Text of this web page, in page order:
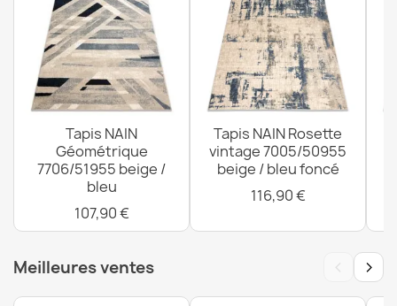
Tapis FLUX 461.124.SA110 Laine OSTA - Géométrique,
structuré, Loft Beige / Crème
2ème CHOIX
497,90 €
Tapis NAIN
Géométrique
7706/51955 beige /
bleu
107,90 €
Tapis NAIN Rosette
vintage 7005/50955
beige / bleu foncé
116,90 €
Meilleures ventes ‹ ›